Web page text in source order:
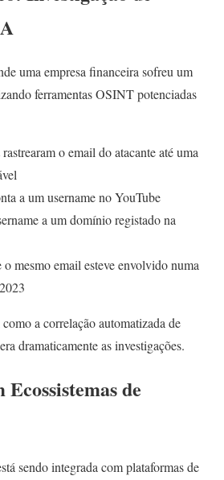
uma empresa financeira sofreu um
ferramentas OSINT potenciadas
rastrearam o email do atacante até uma
a um username no YouTube
a um domínio registado na
mesmo email esteve envolvido numa
a correlação automatizada de
dramaticamente as investigações.
de
sendo integrada com plataformas de